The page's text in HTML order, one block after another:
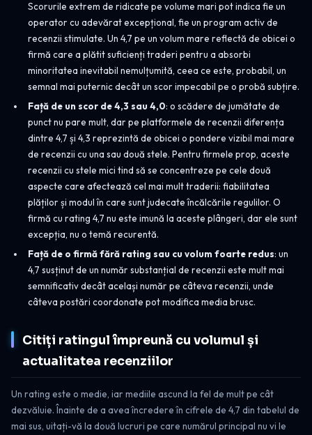
Scorurile extrem de ridicate pe volume mari pot indica fie un
operator cu adevărat excepțional, fie un program activ de
recenzii stimulate. Un 4,7 pe un volum mare reflectă de obicei o
firmă care a plătit suficienți traderi pentru a absorbi
minoritatea inevitabil nemulțumită, ceea ce este, probabil, un
semnal mai puternic decât un scor impecabil pe o probă subțire.
Față de un scor de 4,3 sau 4,0: o scădere de jumătate de
punct nu pare mult, dar pe platformele de recenzii diferența
dintre 4,7 și 4,3 reprezintă de obicei o pondere vizibil mai mare
de recenzii cu una sau două stele. Pentru firmele prop, aceste
recenzii cu stele mici tind să se concentreze pe cele două
aspecte care afectează cel mai mult traderii: fiabilitatea
plăților și modul în care sunt judecate încălcările regulilor. O
firmă cu rating 4,7 nu este imună la aceste plângeri, dar ele sunt
excepția, nu o temă recurentă.
Față de o firmă fără rating sau cu volum foarte redus: un
4,7 susținut de un număr substanțial de recenzii este mult mai
semnificativ decât același număr pe câteva recenzii, unde
câteva postări coordonate pot modifica media brusc.
Citiți ratingul împreună cu volumul și
actualitatea recenziilor
Un rating este o medie, iar mediile ascund la fel de mult pe cât
dezvăluie. Înainte de a avea încredere în cifrele de 4,7 din tabelul de
mai sus, uitați-vă la două lucruri pe care numărul principal nu vi le